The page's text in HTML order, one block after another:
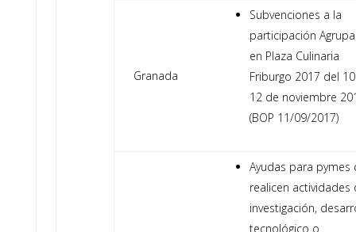
Granada
Subvenciones a la
participación
en Plaza Culinaria
Friburgo 2017 del
12 de noviembre
(BOP 11/09/2017)
Ayudas para pymes
realicen actividades
investigación,
tecnológico o